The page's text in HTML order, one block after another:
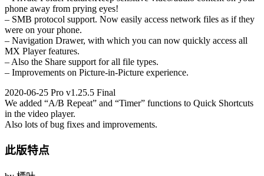
phone away from prying eyes!
– SMB protocol support. Now easily access network files as if they
were on your phone.
– Navigation Drawer, with which you can now quickly access all
MX Player features.
– Also the Share support for all file types.
– Improvements on Picture-in-Picture experience.
2020-06-25 Pro v1.25.5 Final
We added “A/B Repeat” and “Timer” functions to Quick Shortcuts
in the video player.
Also lots of bug fixes and improvements.
此版特点